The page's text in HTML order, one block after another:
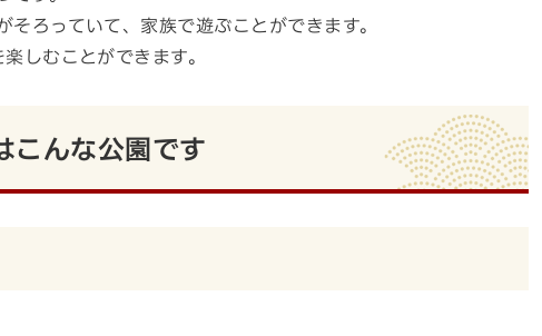
ろっていて、家族で遊ぶことができます。
しむことができます。
こんな公園です